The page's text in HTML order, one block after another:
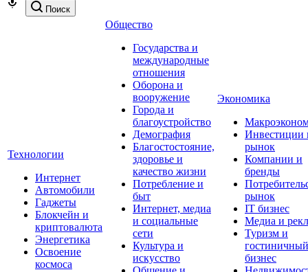
Поиск
Технологии
Интернет
Автомобили
Гаджеты
Блокчейн и
криптовалюта
Энергетика
Освоение
космоса
Общество
Государства и
международные
отношения
Оборона и
вооружение
Города и
благоустройство
Демография
Благостостояние,
здоровье и
качество жизни
Потребление и
быт
Интернет, медиа
и социальные
сети
Культура и
искусство
Экономика
Инвестиции
рынок
Компании и
бренды
рынок
IT бизнес
Медиа и
Туризм и
гостиничный
бизнес